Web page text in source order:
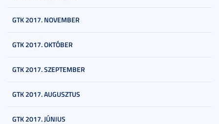
GTK 2017. NOVEMBER
GTK 2017. OKTÓBER
GTK 2017. SZEPTEMBER
GTK 2017. AUGUSZTUS
GTK 2017. JÚNIUS